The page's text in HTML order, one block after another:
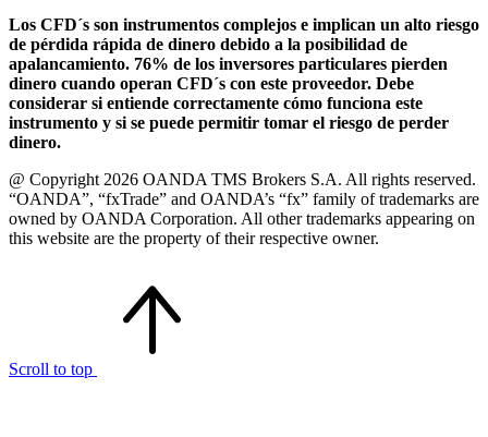
Los CFD´s son instrumentos complejos e implican un alto riesgo
de pérdida rápida de dinero debido a la posibilidad de
apalancamiento. 76% de los inversores particulares pierden
dinero cuando operan CFD´s con este proveedor. Debe
considerar si entiende correctamente cómo funciona este
instrumento y si se puede permitir tomar el riesgo de perder
dinero.
@ Copyright 2026 OANDA TMS Brokers S.A. All rights reserved.
“OANDA”, “fxTrade” and OANDA’s “fx” family of trademarks are
owned by OANDA Corporation. All other trademarks appearing on
this website are the property of their respective owner.
Scroll to top